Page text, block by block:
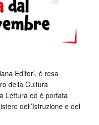
Editori, è resa
della Cultura
Lettura ed è portata
dell’Istruzione e del